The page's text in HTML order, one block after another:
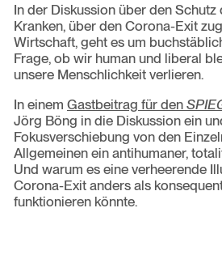
In der Diskussion über den Schutz
Kranken, über den Corona-Exit
Wirtschaft, geht es um
Frage, ob wir human und liberal
unsere Menschlichkeit verlieren.
In einem Gastbeitrag für den
Jörg Böng in die Diskussion ein
Fokusverschiebung von den
Allgemeinen ein antihumaner,
Und warum es eine verheerende
Corona-Exit anders als
funktionieren könnte.